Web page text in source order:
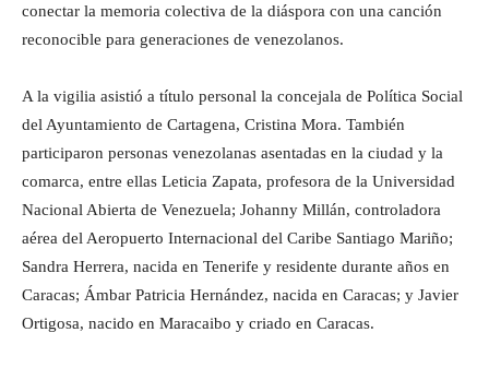
conectar la memoria colectiva de la diáspora con una canción
reconocible para generaciones de venezolanos.
A la vigilia asistió a título personal la concejala de Política Social
del Ayuntamiento de Cartagena, Cristina Mora. También
participaron personas venezolanas asentadas en la ciudad y la
comarca, entre ellas Leticia Zapata, profesora de la Universidad
Nacional Abierta de Venezuela; Johanny Millán, controladora
aérea del Aeropuerto Internacional del Caribe Santiago Mariño;
Sandra Herrera, nacida en Tenerife y residente durante años en
Caracas; Ámbar Patricia Hernández, nacida en Caracas; y Javier
Ortigosa, nacido en Maracaibo y criado en Caracas.